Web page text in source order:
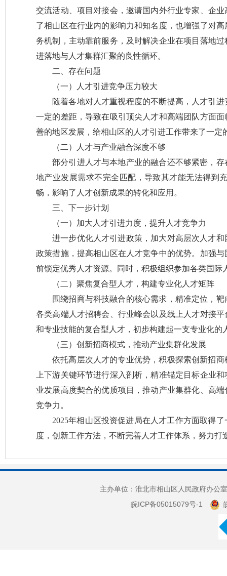
交流活动、项目对接会，邀请国内外行业专家、企
了相山区在行业内的影响力和知名度，也增强了对
务机制，主动靠前服务，及时解决企业在项目落地
进落地与人才集群汇聚的良性循环。
二、存在问题
（一）人才引进竞争压力较大
随着各地对人才重视程度的不断提高，人才引
一定的差距，导致在吸引顶尖人才和高端团队方面
善的地区发展，给相山区的人才引进工作带来了一定
（二）人才与产业融合深度不够
部分引进人才与本地产业的融合还不够紧密，
地产业发展需求不完全匹配，导致其才能无法得到
畅，影响了人才创新成果的转化和应用。
三、下一步计划
（一）加大人才引进力度，提升人才竞争力
进一步优化人才引进政策，加大对高层次人才
政策措施，提高相山区在人才竞争中的优势。加强
前锁定优秀人才资源。同时，积极组织参加各类国
（二）聚焦复合型人才，构建专业化人才矩阵
围绕招商与科技融合的核心需求，精准定位，
各类高端人才招聘会、行业峰会以及线上人才对接
和专业技能的复合型人才，初步构建起一支专业化
（三）创新招商模式，推动产业集群化发展
依托高层次人才的专业优势，积极探索创新招
上下游关键环节进行深入剖析，精准锚定目标企业
业发展高度契合的优质项目，推动产业集群化、高
竞争力。
2025年相山区投资促进局在人才工作方面取得
度，创新工作方法，不断完善人才工作体系，努力
主办单位：淮北市相山区人民政府办
皖ICP备05015079号-1